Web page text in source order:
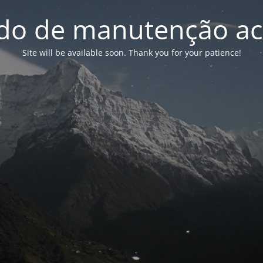
de manutenção
Site will be available soon. Thank you for your patience!